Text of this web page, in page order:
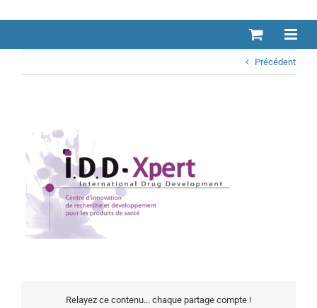
Précédent
Relayez ce contenu... chaque partage compte !